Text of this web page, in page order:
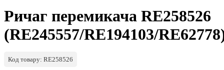
Ричаг перемикача RE258526
(RE245557/RE194103/
Код товару: RE258526